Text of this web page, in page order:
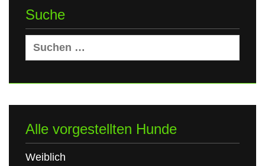
Suche
Suchen
nach:
Alle vorgestellten Hunde
Weiblich